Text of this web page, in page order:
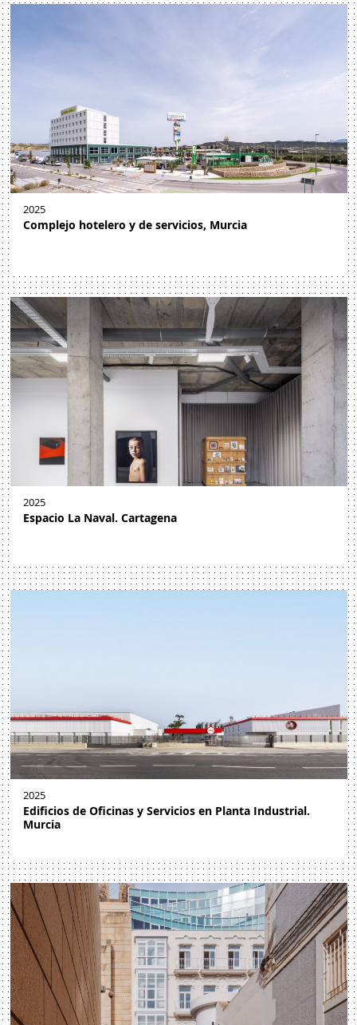
2025
Complejo hotelero y de servicios, Murcia
2025
Espacio La Naval. Cartagena
2025
Edificios de Oficinas y Servicios en Planta Industrial.
Murcia